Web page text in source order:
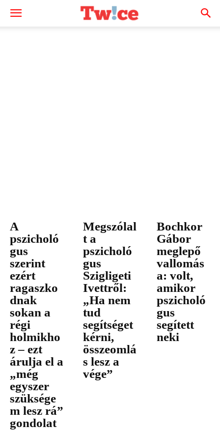
A
pszicholó
gus
szerint
ezért
ragaszko
dnak
sokan a
régi
holmikho
z – ezt
árulja el a
„még
egyszer
szüksége
m lesz rá”
gondolat
Megszólal
t a
pszicholó
gus
Szigligeti
Ivettről:
„Ha nem
tud
segítséget
kérni,
összeomlá
s lesz a
vége”
Bochkor
Gábor
meglepő
vallomás
a: volt,
amikor
pszicholó
gus
segített
neki